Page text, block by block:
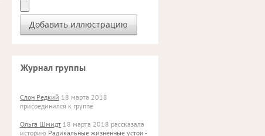
Журнал группы
Слон Редкий 18 марта 2018
присоединился к группе
Ольга Шмидт 18 марта 2018 рассказала
историю Радикальные жизненные устои -